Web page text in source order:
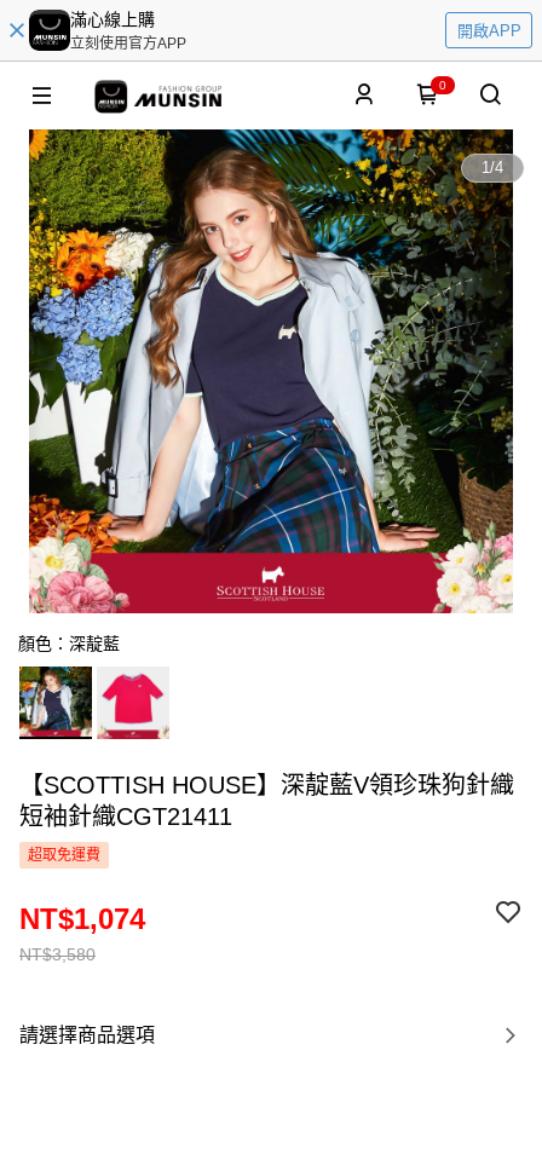
滿心線上購
立刻使用官方APP
開啟APP
0
1/4
顏色：深靛藍
【SCOTTISH HOUSE】深靛藍V領珍珠狗針織
短袖針織CGT21411
超取免運費
NT$3,580
NT$1,074
請選擇商品選項